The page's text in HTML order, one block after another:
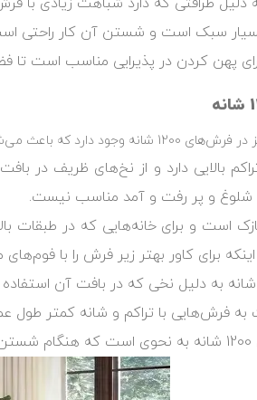
که قرار است این فرش را پهن کنید بیشتر توجه کنید:
شانه تراکم بالایی دارد و از نخ‌های
شلوغ و پر رفت و آمد مناسب نیست.
است و برای خانه‌هایی که در طبقات
برای کاور بهتر زیر فرش را با
فرش‌هایی با تراکم و شانه کمتر طول